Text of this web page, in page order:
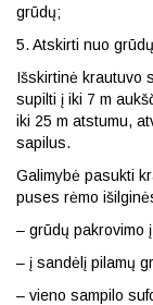
grūdų;
5. Atskirti nuo
Išskirtinė krautuvo
supilti į iki 7 m
iki 25 m atstumu,
sapilus.
Galimybė pasukti
puses rėmo
– grūdų pakrovimo
– į sandėlį pilamų
– vieno sampilo